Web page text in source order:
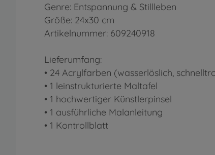
Genre: Entspannung & Stillleben
Größe: 24x30 cm
Artikelnummer: 609240918
Lieferumfang:
• 24 Acrylfarben (wasserlöslich,
• 1 leinstrukturierte Maltafel
• 1 hochwertiger Künstlerpinsel
• 1 ausführliche Malanleitung
• 1 Kontrollblatt